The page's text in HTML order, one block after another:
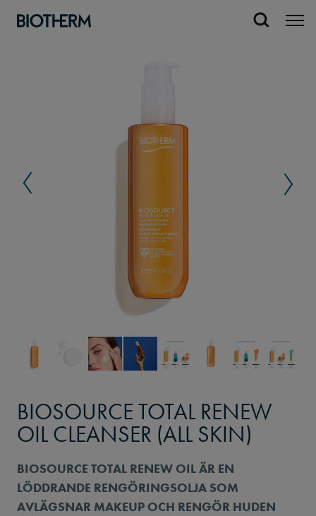
BIOSOURCE TOTAL RENEW
OIL CLEANSER (ALL SKIN)
BIOSOURCE TOTAL RENEW OIL ÄR EN
LÖDDRANDE RENGÖRINGSOLJA SOM
AVLÄGSNAR MAKEUP OCH RENGÖR HUDEN